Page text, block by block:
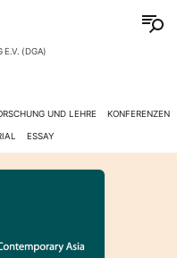
E.V. (DGA)
UND LEHRE KONFERENZEN
ESSAY